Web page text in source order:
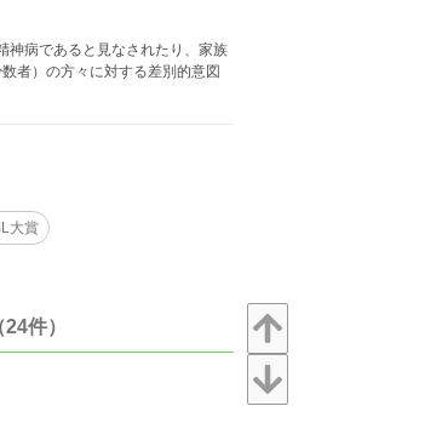
神病であると見なされたり、家族
者）の方々に対する差別的意図
大賞
件）